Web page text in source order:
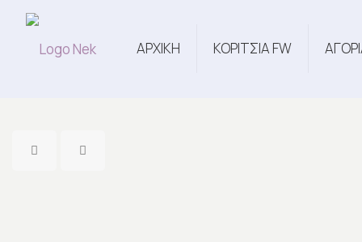
ΑΡΧΙΚΗ ΚΟΡΙΤΣΙΑ FW